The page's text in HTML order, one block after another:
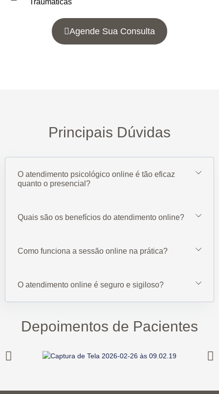
Traumáticas
Agende Sua Consulta
Principais Dúvidas
O atendimento psicológico online é tão eficaz
quanto o presencial?
Quais são os benefícios do atendimento online?
Como funciona a sessão online na prática?
O atendimento online é seguro e sigiloso?
Depoimentos de Pacientes